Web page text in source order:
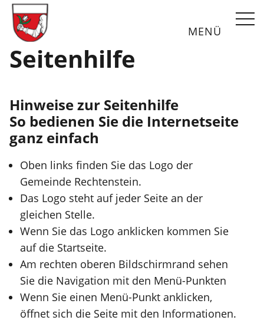
Gemeinde Unterstadion
MENÜ
Webseite
Seitenhilfe
Hinweise zur Seitenhilfe
So bedienen Sie die Internetseite
ganz einfach
Oben links finden Sie das Logo der
Gemeinde Rechtenstein.
Das Logo steht auf jeder Seite an der
gleichen Stelle.
Wenn Sie das Logo anklicken kommen Sie
auf die Startseite.
Am rechten oberen Bildschirmrand sehen
Sie die Navigation mit den Menü-Punkten
Wenn Sie einen Menü-Punkt anklicken,
öffnet sich die Seite mit den Informationen.